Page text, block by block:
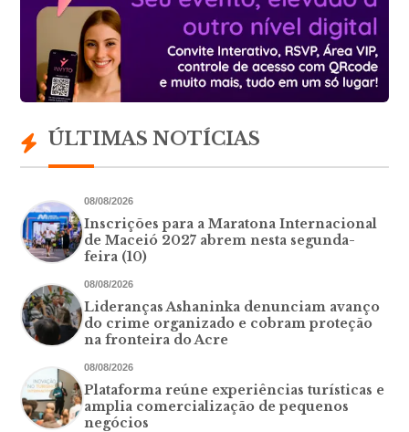
ÚLTIMAS NOTÍCIAS
08/08/2026
Inscrições para a Maratona Internacional
de Maceió 2027 abrem nesta segunda-
feira (10)
08/08/2026
Lideranças Ashaninka denunciam avanço
do crime organizado e cobram proteção
na fronteira do Acre
08/08/2026
Plataforma reúne experiências turísticas e
amplia comercialização de pequenos
negócios